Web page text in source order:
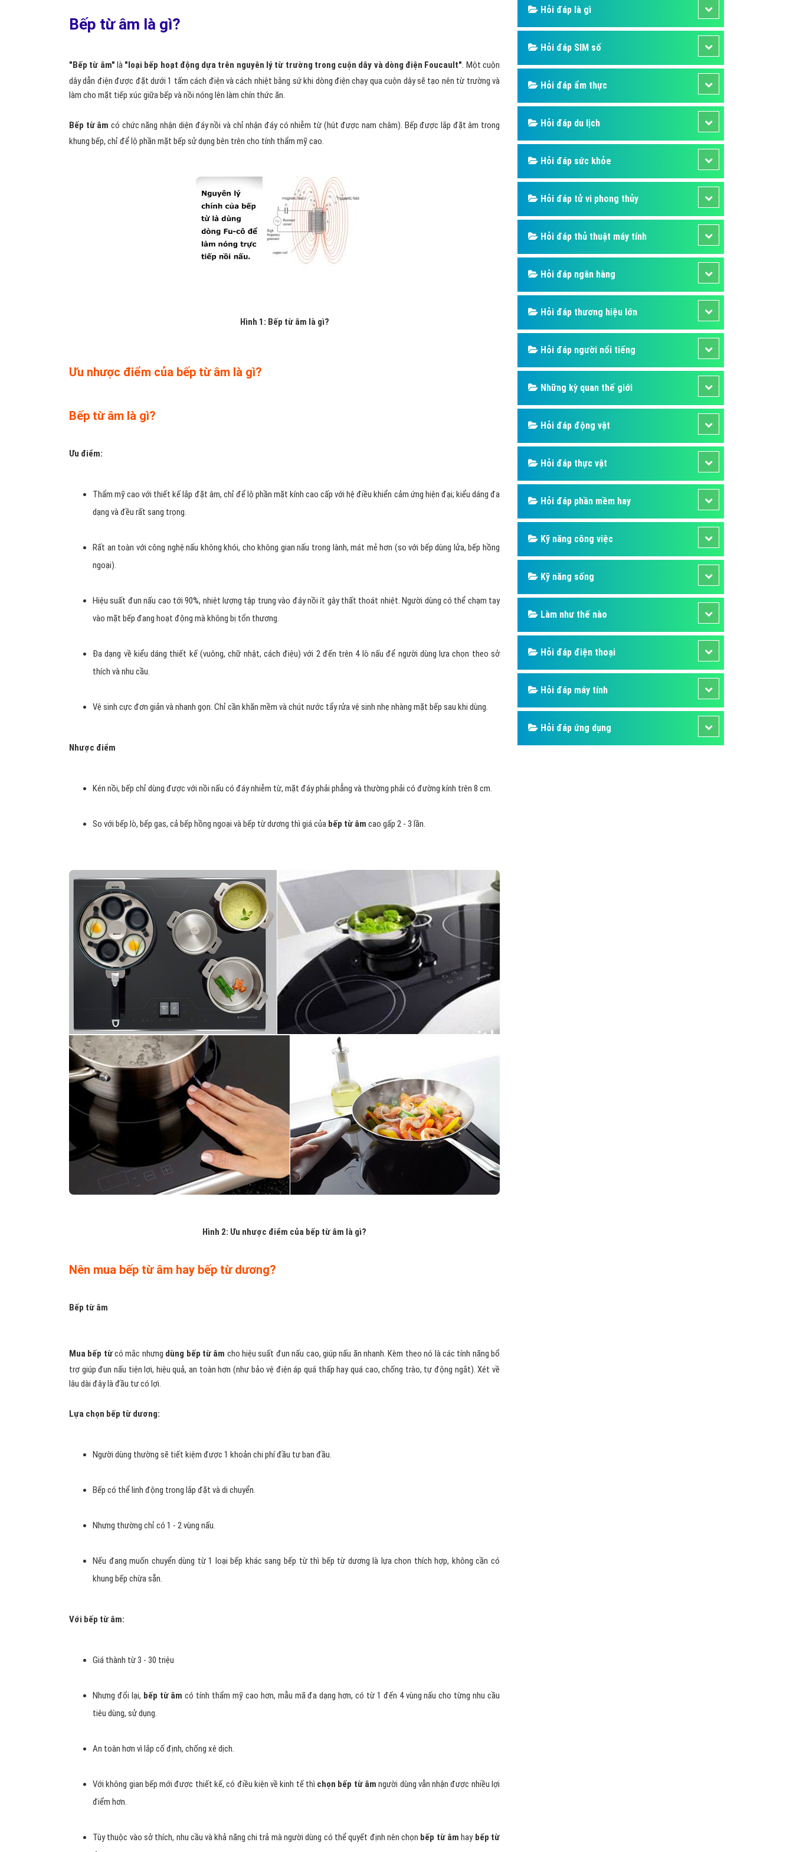
Hỏi đáp quảng cáo TVC
Hỏi đáp quảng cáo mobile
Hỏi đáp quảng cáo Online
Hỏi đáp quảng cáo Skype
Hỏi đáp Domain & Hosting
Dịch vụ quảng cáo Youtube
Dịch vụ quảng cáo Tiktok
Dịch vụ quảng cáo Zalo
Hỏi đáp quảng cáo Youtube
Quảng cáo Cốc Cốc hiệu quả
Nghĩa là gì
Phần mềm ứng dụng hay
Bếp từ âm là gì?
"Bếp từ âm" là "loại bếp hoạt động dựa trên nguyên lý từ trường trong cuộn dây và dòng điện Foucault". Một cuộn
dây dẫn điện được đặt dưới 1 tấm cách điện và cách nhiệt bằng sứ khi dòng điện chạy qua cuộn dây sẽ tạo nên từ trường và
làm cho mặt tiếp xúc giữa bếp và nồi nóng lên làm chín thức ăn.
Bếp từ âm có chức năng nhận diện đáy nồi và chỉ nhận đáy có nhiễm từ (hút được nam châm). Bếp được lắp đặt âm trong
khung bếp, chỉ để lộ phần mặt bếp sử dụng bên trên cho tính thẩm mỹ cao.
Hình 1: Bếp từ âm là gì?
Ưu nhược điểm của bếp từ âm là gì?
Bếp từ âm là gì?
Ưu điểm:
Thẩm mỹ cao với thiết kế lắp đặt âm, chỉ để lộ phần mặt kính cao cấp với hệ điều khiển cảm ứng hiện đại; kiểu dáng đa
dạng và đều rất sang trọng.
Rất an toàn với công nghệ nấu không khói, cho không gian nấu trong lành, mát mẻ hơn (so với bếp dùng lửa, bếp hồng
ngoại).
Hiệu suất đun nấu cao tới 90%, nhiệt lượng tập trung vào đáy nồi ít gây thất thoát nhiệt. Người dùng có thể chạm tay
vào mặt bếp đang hoạt động mà không bị tổn thương.
Đa dạng về kiểu dáng thiết kế (vuông, chữ nhật, cách điệu) với 2 đến trên 4 lò nấu để người dùng lựa chọn theo sở
thích và nhu cầu.
Vệ sinh cực đơn giản và nhanh gọn. Chỉ cần khăn mềm và chút nước tẩy rửa vệ sinh nhẹ nhàng mặt bếp sau khi dùng.
Nhược điểm
Kén nồi, bếp chỉ dùng được với nồi nấu có đáy nhiễm từ, mặt đáy phải phẳng và thường phải có đường kính trên 8 cm.
So với bếp lò, bếp gas, cả bếp hồng ngoại và bếp từ dương thì giá của bếp từ âm cao gấp 2 - 3 lần.
Hình 2: Ưu nhược điểm của bếp từ âm là gì?
Nên mua bếp từ âm hay bếp từ dương?
Bếp từ âm
Mua bếp từcó mắc nhưng dùng bếp từ âm cho hiệu suất đun nấu cao, giúp nấu ăn nhanh. Kèm theo nó là các tính năng bổ
trợ giúp đun nấu tiện lợi, hiệu quả, an toàn hơn (như bảo vệ điện áp quá thấp hay quá cao, chống trào, tự động ngắt). Xét về
lâu dài đây là đầu tư có lợi.
Lựa chọn bếp từ dương:
Người dùng thường sẽ tiết kiệm được 1 khoản chi phí đầu tư ban đầu.
Bếp có thể linh động trong lắp đặt và di chuyển.
Nhưng thường chỉ có 1 - 2 vùng nấu.
Nếu đang muốn chuyển dùng từ 1 loại bếp khác sang bếp từ thì bếp từ dương là lựa chọn thích hợp, không cần có
khung bếp chừa sẵn.
Với bếp từ âm:
Giá thành từ 3 - 30 triệu
Nhưng đổi lại, bếp từ âm có tính thẩm mỹ cao hơn, mẫu mã đa dạng hơn, có từ 1 đến 4 vùng nấu cho từng nhu cầu
tiêu dùng, sử dụng.
An toàn hơn vì lắp cố định, chống xê dịch.
Với không gian bếp mới được thiết kế, có điều kiện về kinh tế thì chọn bếp từ âm người dùng vẫn nhận được nhiều lợi
điểm hơn.
Tùy thuộc vào sở thích, nhu cầu và khả năng chi trả mà người dùng có thể quyết định nên chọn bếp từ âmhay bếp từ
Hỏi đáp là gì
Hỏi đáp SIM số
Hỏi đáp ẩm thực
Hỏi đáp du lịch
Hỏi đáp sức khỏe
Hỏi đáp tử vi phong thủy
Hỏi đáp thủ thuật máy tính
Hỏi đáp ngân hàng
Hỏi đáp thương hiệu lớn
Hỏi đáp người nổi tiếng
Những kỳ quan thế giới
Hỏi đáp động vật
Hỏi đáp thực vật
Hỏi đáp phần mềm hay
Kỹ năng công việc
Kỹ năng sống
Làm như thế nào
Hỏi đáp điện thoại
Hỏi đáp máy tính
Hỏi đáp ứng dụng